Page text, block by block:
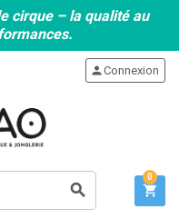
cirque – la qualité au
search
personConnexion
shopping_cart
0